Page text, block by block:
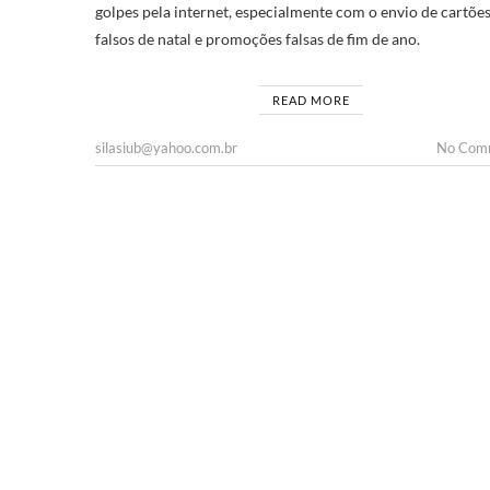
golpes pela internet, especialmente com o envio de cartões
falsos de natal e promoções falsas de fim de ano.
READ MORE
silasiub@yahoo.com.br No